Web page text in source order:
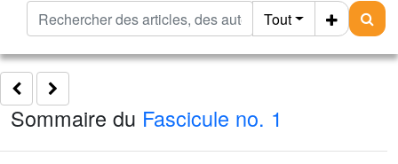
Tout
Sommaire du Fascicule no. 1